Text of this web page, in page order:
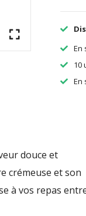
En
10
En
douce et
crémeuse et son
à vos repas